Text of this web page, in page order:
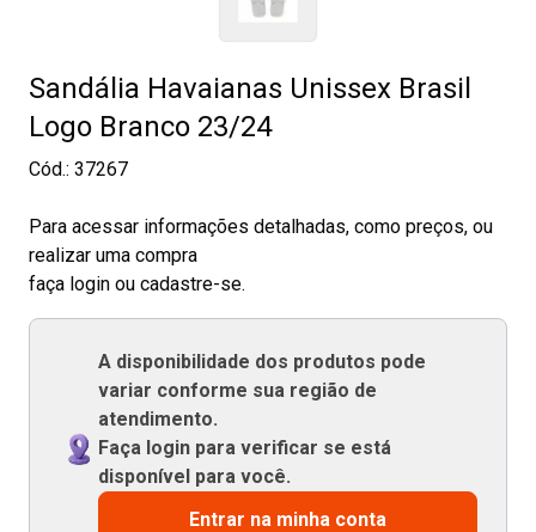
Sandália Havaianas Unissex Brasil
Logo Branco 23/24
Cód.: 37267
Para acessar informações detalhadas, como preços, ou
realizar uma compra
faça login ou cadastre-se.
A disponibilidade dos produtos pode
variar conforme sua região de
atendimento.
Faça login para verificar se está
disponível para você.
Entrar na minha conta